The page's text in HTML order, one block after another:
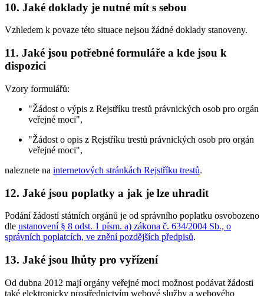
10. Jaké doklady je nutné mít s sebou
Vzhledem k povaze této situace nejsou žádné doklady stanoveny.
11. Jaké jsou potřebné formuláře a kde jsou k
dispozici
Vzory formulářů:
"Žádost o výpis z Rejstříku trestů právnických osob pro orgán
veřejné moci",
"Žádost o opis z Rejstříku trestů právnických osob pro orgán
veřejné moci",
naleznete na internetových stránkách Rejstříku trestů.
12. Jaké jsou poplatky a jak je lze uhradit
Podání žádostí státních orgánů je od správního poplatku osvobozeno
dle ustanovení § 8 odst. 1 písm. a) zákona č. 634/2004 Sb., o
správních poplatcích, ve znění pozdějších předpisů.
13. Jaké jsou lhůty pro vyřízení
Od dubna 2012 mají orgány veřejné moci možnost podávat žádosti
také elektronicky prostřednictvím webové služby a webového